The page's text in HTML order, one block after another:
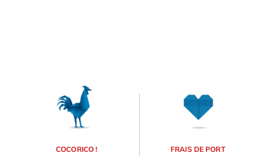
COCORICO !
FRAIS DE PORT